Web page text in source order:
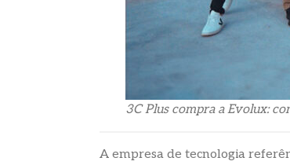
3C Plus compra a Evolux:
A empresa de tecnologia